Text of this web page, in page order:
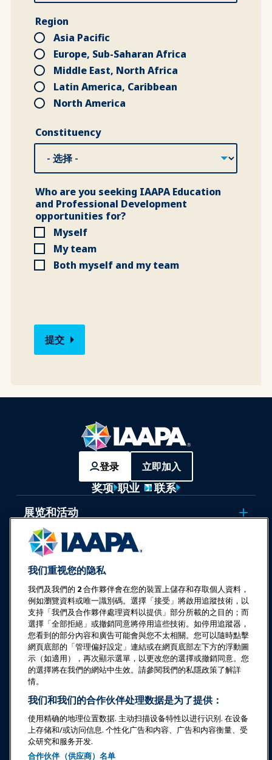
Region
Asia Pacific
Europe, Sub-Saharan Africa
Middle East, North Africa
Latin America, Caribbean
North America
Constituency
Constituency
Who are you seeking IAAPA Education
and Professional Development
opportunities for?
Myself
My team
Both myself and my team
登录 立即加入
奖项 职业
联系
展览和活动
新闻与乐趣世界
教育
安全与保障
倡导
研究与报告
关于IAAPA
合作伙伴
我们重视您的隐私
我們及我們的 2合作夥伴會在您的裝置上儲存和存取個人資料，
例如瀏覽資料或唯一識別碼。選擇「接受」將啟用追蹤技術，以
支持「我們及合作夥伴處理資料以提供」部分所載的之目的；而
選擇「全部拒絕」或撤銷同意將停用這些技術。如停用追蹤器，
您看到的部分內容和廣告可能會與您不太相關。您可以隨時點擊
網頁底部的「管理偏好設定」連結或在網頁底部左下方的浮動圖
示（如適用），再次顯示選單，以更改您的選擇或撤銷同意。您
的選擇將在我們的網站中生效。請參閱我們的私隱政策了解詳
情。
我们和我们的合作伙伴处理数据是为了提供：
使用精确的地理位置数据. 主动扫描设备特性以进行识别. 在设备
上存储和/或访问信息. 个性化广告和内容、广告和内容衡量、受
众研究和服务开发.
合作伙伴（供应商）名单